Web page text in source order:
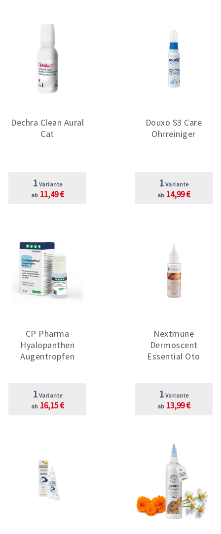
Dechra Clean Aural
Cat
1 Variante
ab 11,49 €
Douxo S3 Care
Ohrreiniger
1 Variante
ab 14,99 €
CP Pharma
Hyalopanthen
Augentropfen
1 Variante
ab 16,15 €
Nextmune
Dermoscent
Essential Oto
1 Variante
ab 13,99 €